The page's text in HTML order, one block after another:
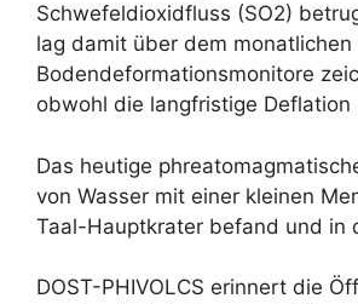
Schwefeldioxidfluss (SO2)
lag damit über dem
Bodendeformationsmonitore
obwohl die langfristige Deflation
Das heutige
von Wasser mit einer kleinen
Taal-Hauptkrater befand und in
DOST-PHIVOLCS erinnert die